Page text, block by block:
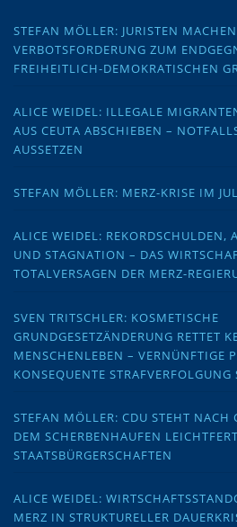
STEFAN MÖLLER: JURISTEN
VERBOTSFORDERUNG ZUM
FREIHEITLICH-DEMOKRATISCHEN
ALICE WEIDEL: ILLEGALE
AUS CEUTA ABSCHIEBEN –
AUSSETZEN
STEFAN MÖLLER: MERZ-KRISE IM
ALICE WEIDEL: REKORDSCHULDEN,
UND STAGNATION – DAS
TOTALVERSAGEN DER MERZ-
SVEN TRITSCHLER: KOSMETISCHE
GRUNDGESETZÄNDERUNG RETTET
MENSCHENLEBEN – VERNÜNFTIGE
KONSEQUENTE STRAFVERFOLGUNG
STEFAN MÖLLER: CDU STEHT NACH
DEM SCHERBENHAUFEN
STAATSBÜRGERSCHAFTEN
ALICE WEIDEL:
MERZ IN STRUKTURELLER